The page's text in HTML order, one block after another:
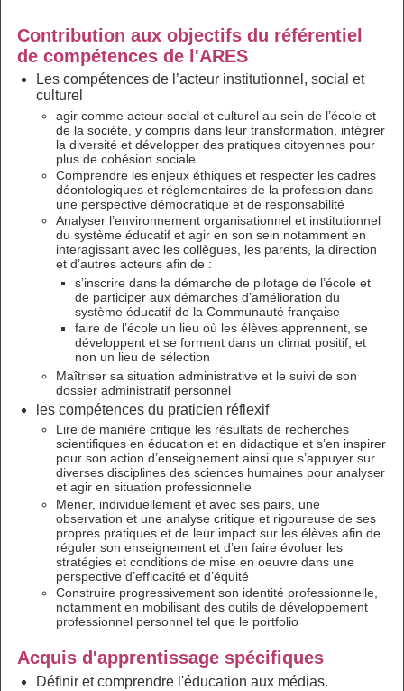
Contribution aux objectifs du référentiel
de compétences de l'ARES
Les compétences de l’acteur institutionnel, social et
culturel
agir comme acteur social et culturel au sein de l’école et
de la société, y compris dans leur transformation, intégrer
la diversité et développer des pratiques citoyennes pour
plus de cohésion sociale
Comprendre les enjeux éthiques et respecter les cadres
déontologiques et réglementaires de la profession dans
une perspective démocratique et de responsabilité
Analyser l’environnement organisationnel et institutionnel
du système éducatif et agir en son sein notamment en
interagissant avec les collègues, les parents, la direction
et d’autres acteurs afin de :
s’inscrire dans la démarche de pilotage de l’école et
de participer aux démarches d’amélioration du
système éducatif de la Communauté française
faire de l’école un lieu où les élèves apprennent, se
développent et se forment dans un climat positif, et
non un lieu de sélection
Maîtriser sa situation administrative et le suivi de son
dossier administratif personnel
les compétences du praticien réflexif
Lire de manière critique les résultats de recherches
scientifiques en éducation et en didactique et s’en inspirer
pour son action d’enseignement ainsi que s’appuyer sur
diverses disciplines des sciences humaines pour analyser
et agir en situation professionnelle
Mener, individuellement et avec ses pairs, une
observation et une analyse critique et rigoureuse de ses
propres pratiques et de leur impact sur les élèves afin de
réguler son enseignement et d’en faire évoluer les
stratégies et conditions de mise en oeuvre dans une
perspective d’efficacité et d’équité
Construire progressivement son identité professionnelle,
notamment en mobilisant des outils de développement
professionnel personnel tel que le portfolio
Acquis d'apprentissage spécifiques
Définir et comprendre l'éducation aux médias.